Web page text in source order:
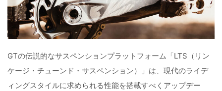
GTの伝説的なサスペンションプラットフォーム「LTS（リン
ケージ・チューンド・サスペンション）」は、現代のライデ
ィングスタイルに求められる性能を搭載すべくアップデー